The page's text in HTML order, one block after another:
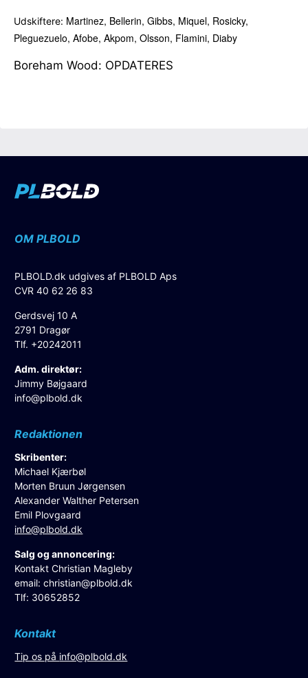
Udskiftere: Martinez, Bellerin, Gibbs, Miquel, Rosicky,
Pleguezuelo, Afobe, Akpom, Olsson, Flamini, Diaby
Boreham Wood: OPDATERES
OM PLBOLD
PLBOLD.dk udgives af PLBOLD Aps
CVR 40 62 26 83
Gerdsvej 10 A
2791 Dragør
Tlf. +20242011
Adm. direktør:
Jimmy Bøjgaard
info@plbold.dk
Redaktionen
Skribenter:
Michael Kjærbøl
Morten Bruun Jørgensen
Alexander Walther Petersen
Emil Plovgaard
info@plbold.dk
Salg og annoncering:
Kontakt Christian Magleby
email:christian@plbold.dk
Tlf: 30652852
Kontakt
Tip os på info@plbold.dk